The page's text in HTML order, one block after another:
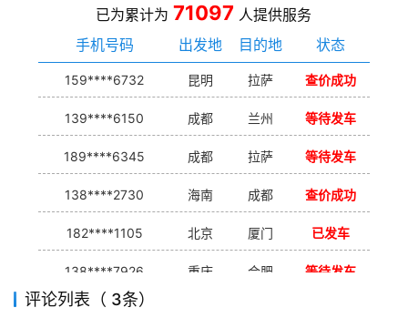
已为累计为 71097 人提供服务
手机号码
出发地 目的地 状态
159****6732 昆明 拉萨 查价成功
139****6150 成都 兰州 等待发车
189****6345 成都 拉萨 等待发车
138****2730 海南 成都 查价成功
182****1105 北京 厦门 已发车
138****7926 重庆 合肥 等待发车
139****9233
评论列表（ 3条）